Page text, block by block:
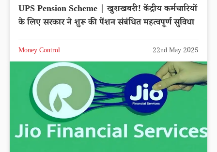
UPS Pension Scheme | खुशखबरी! केंद्रीय कर्मचारियों
के लिए सरकार ने शुरू की पेंशन संबंधित महत्वपूर्ण सुविधा
Money Control 22nd May 2025